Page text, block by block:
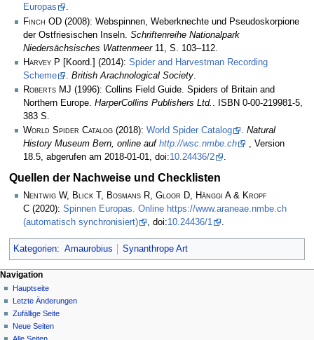
Europas
.
Finch OD (2008): Webspinnen, Weberknechte und Pseudoskorpione
der Ostfriesischen Inseln. Schriftenreihe Nationalpark
Niedersächsisches Wattenmeer11, S. 103–112.
Harvey P [Koord.] (2014): Spider and Harvestman Recording
Scheme
. British Arachnological Society.
Roberts MJ (1996): Collins Field Guide. Spiders of Britain and
Northern Europe. HarperCollins Publishers Ltd. . ISBN 0-00-219981-5,
383 S.
World Spider Catalog (2018): World Spider Catalog . Natural
History Museum Bern, online auf http://wsc.nmbe.ch
, Version
18.5, abgerufen am 2018-01-01, doi:10.24436/2 .
Quellen der Nachweise und Checklisten
Nentwig W, Blick T, Bosmans R, Gloor D, Hänggi A & Kropf
C (2020): Spinnen Europas. Online https://www.araneae.nmbe.ch
(automatisch synchronisiert)
, doi:10.24436/1 .
Kategorien: Amaurobius Synanthrope Art
Navigation
Hauptseite
Letzte Änderungen
Zufällige Seite
Neue Seiten